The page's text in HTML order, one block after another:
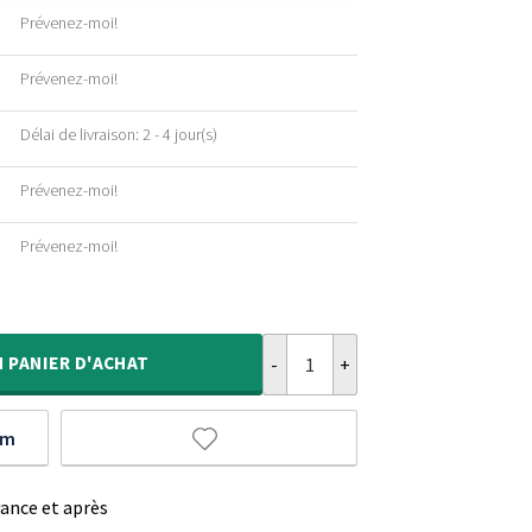
Prévenez-moi!
Prévenez-moi!
Délai de livraison: 2 - 4 jour(s)
Prévenez-moi!
Prévenez-moi!
PANIER D'ACHAT
et après